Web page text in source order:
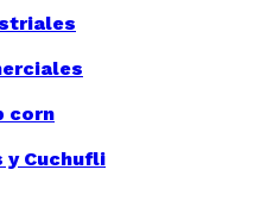
corn
y Cuchufli